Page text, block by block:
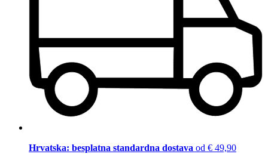
Hrvatska: besplatna standardna dostava od € 49,90